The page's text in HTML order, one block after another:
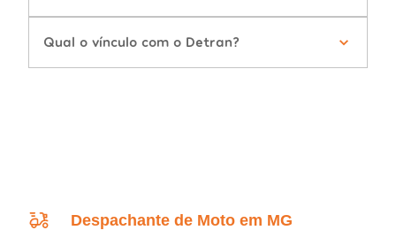
Qual o vínculo com o Detran?
Despachante de Moto em MG